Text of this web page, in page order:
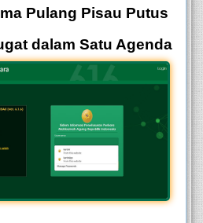
Pulang Pisau Putus
dalam Satu Agenda